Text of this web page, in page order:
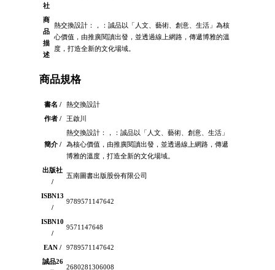
社
商
品
描
述
熱交換設計：，：誠品以「人文、藝術、創意、生活」為核
心價值，由推廣閱讀出發，並透過線上網路，傳遞博雅的溫
度，打造全新的文化場域。
商品規格
書名 /
熱交換設計
作者 /
王啟川
簡介 /
熱交換設計：，：誠品以「人文、藝術、創意、生活」
為核心價值，由推廣閱讀出發，並透過線上網路，傳遞
博雅的溫度，打造全新的文化場域。
出版社
/
五南圖書出版股份有限公司
ISBN13
/
9789571147642
ISBN10
/
9571147648
EAN /
9789571147642
誠品26
2680281306008